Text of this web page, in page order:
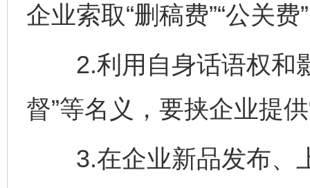
企业索取“删稿费”“公关费
2.利用自身话语权和影
督”等名义，要挟企业提
3.在企业新品发布、